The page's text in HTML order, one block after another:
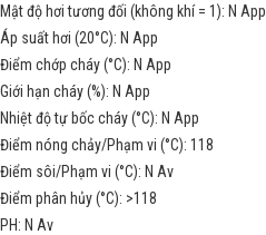
Mật độ hơi tương đối (không khí = 1): N App
Áp suất hơi (20°C): N App
Điểm chớp cháy (°C): N App
Giới hạn cháy (%): N App
Nhiệt độ tự bốc cháy (°C): N App
Điểm nóng chảy/Phạm vi (°C): 118
Điểm sôi/Phạm vi (°C): N Av
Điểm phân hủy (°C): >118
PH: N Av